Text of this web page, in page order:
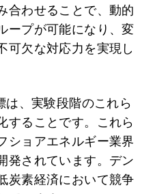
合わせることで、動的
ープが可能になり、変
可欠な対応力を実現し
は、実験段階のこれら
することです。これら
ショアエネルギー業界
発されています。デン
炭素経済において競争